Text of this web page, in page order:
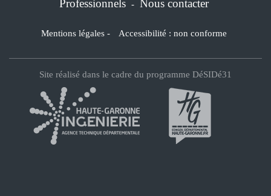
Professionnels - Nous contacter
Mentions légales - Accessibilité : non conforme
Site réalisé dans le cadre du programme DéSIDé31